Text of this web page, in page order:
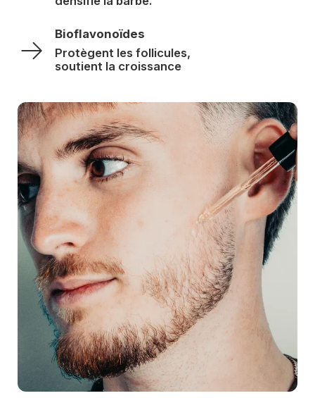
Bioflavonoïdes
Protègent les follicules,
soutient la croissance